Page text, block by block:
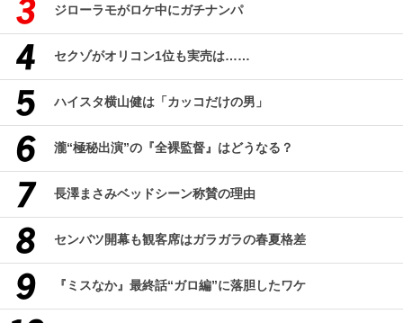
ジローラモがロケ中にガチナンパ
セクゾがオリコン1位も実売は……
ハイスタ横山健は「カッコだけの男」
瀧“極秘出演”の『全裸監督』はどうなる？
長澤まさみベッドシーン称賛の理由
センバツ開幕も観客席はガラガラの春夏格差
『ミスなか』最終話“ガロ編”に落胆したワケ